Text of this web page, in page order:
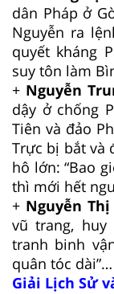
dân Pháp ở
Nguyễn ra
quyết kháng
suy tôn làm
+ Nguyễn
dậy ở chống
Tiên và đảo
Trực bị bắt và
hô lớn: “Bao
thì mới hết
+ Nguyễn
vũ trang,
tranh binh
quân tóc dài”…
Giải Lịch Sử